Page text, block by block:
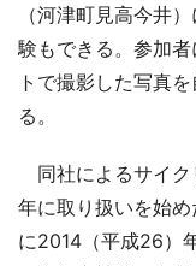
（河津町見高今井
験もできる。参加
トで撮影した写真
る。
同社によるサイク
年に取り扱いを始
に2014（平成26）